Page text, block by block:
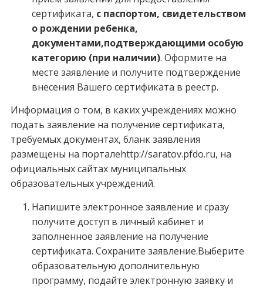
сертификата, с паспортом, свидетельством
о рождении ребенка,
документами,подтверждающими особую
категорию (при наличии). Оформите на
месте заявление и получите подтверждение
внесения Вашего сертификата в реестр.
Информация о том, в каких учреждениях можно
подать заявление на получение сертификата,
требуемых документах, бланк заявления
размещены на порталеhttp://saratov.pfdo.ru, на
официальных сайтах муниципальных
образовательных учреждений.
Напишите электронное заявление и сразу
получите доступ в личный кабинет и
заполненное заявление на получение
сертификата. Сохраните заявление.Выберите
образовательную дополнительную
программу, подайте электронную заявку и